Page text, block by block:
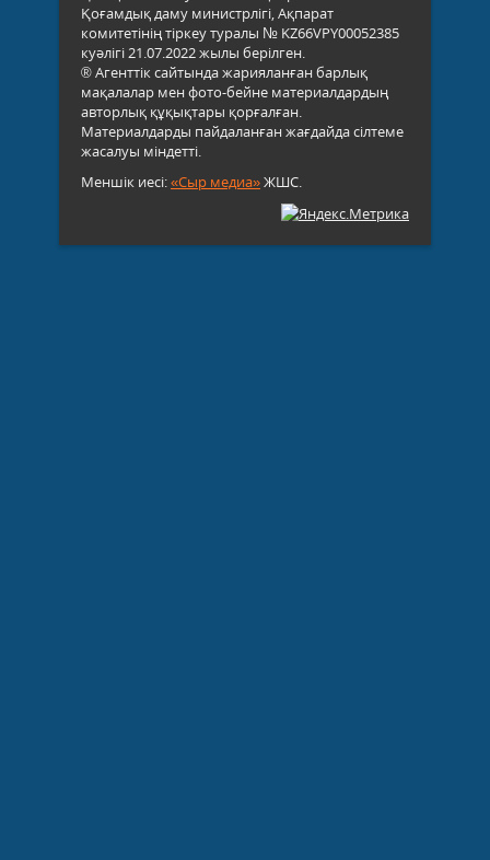
Қоғамдық даму министрлігі, Ақпарат
комитетінің тіркеу туралы № KZ66VPY00052385
куәлігі 21.07.2022 жылы берілген.
® Агенттік сайтында жарияланған барлық
мақалалар мен фото-бейне материалдардың
авторлық құқықтары қорғалған.
Материалдарды пайдаланған жағдайда сілтеме
жасалуы міндетті.
Меншік иесі:«Сыр медиа»ЖШС.